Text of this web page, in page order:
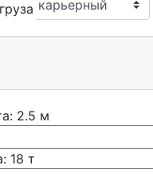
- Москва
звено в
относятся к
модели и
необходимо
2.5 м
18 т